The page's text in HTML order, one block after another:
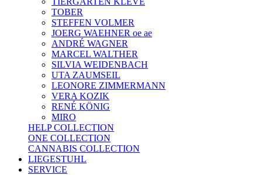
TOBER
STEFFEN VOLMER
JOERG WAEHNER oe ae
ANDRÉ WAGNER
MARCEL WALTHER
SILVIA WEIDENBACH
UTA ZAUMSEIL
LEONORE ZIMMERMANN
VERA KOZIK
RENÉ KÖNIG
MIRO
HELP COLLECTION
ONE COLLECTION
CANNABIS COLLECTION
LIEGESTUHL
SERVICE